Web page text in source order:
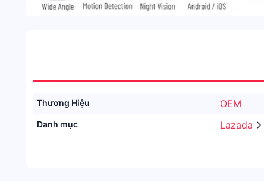
Thương Hiệu OEM
Danh mục Lazada